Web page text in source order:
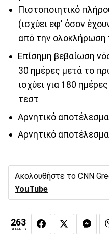
Πιστοποιητικό
(ισχύει εφ' όσον
από την ολοκλήρωση
Επίσημη βεβαίωση
30 ημέρες μετά το
ισχύει για 180
τεστ
Αρνητικό
Αρνητικό
Ακολουθήστε το CNN
YouTube
263
SHARES